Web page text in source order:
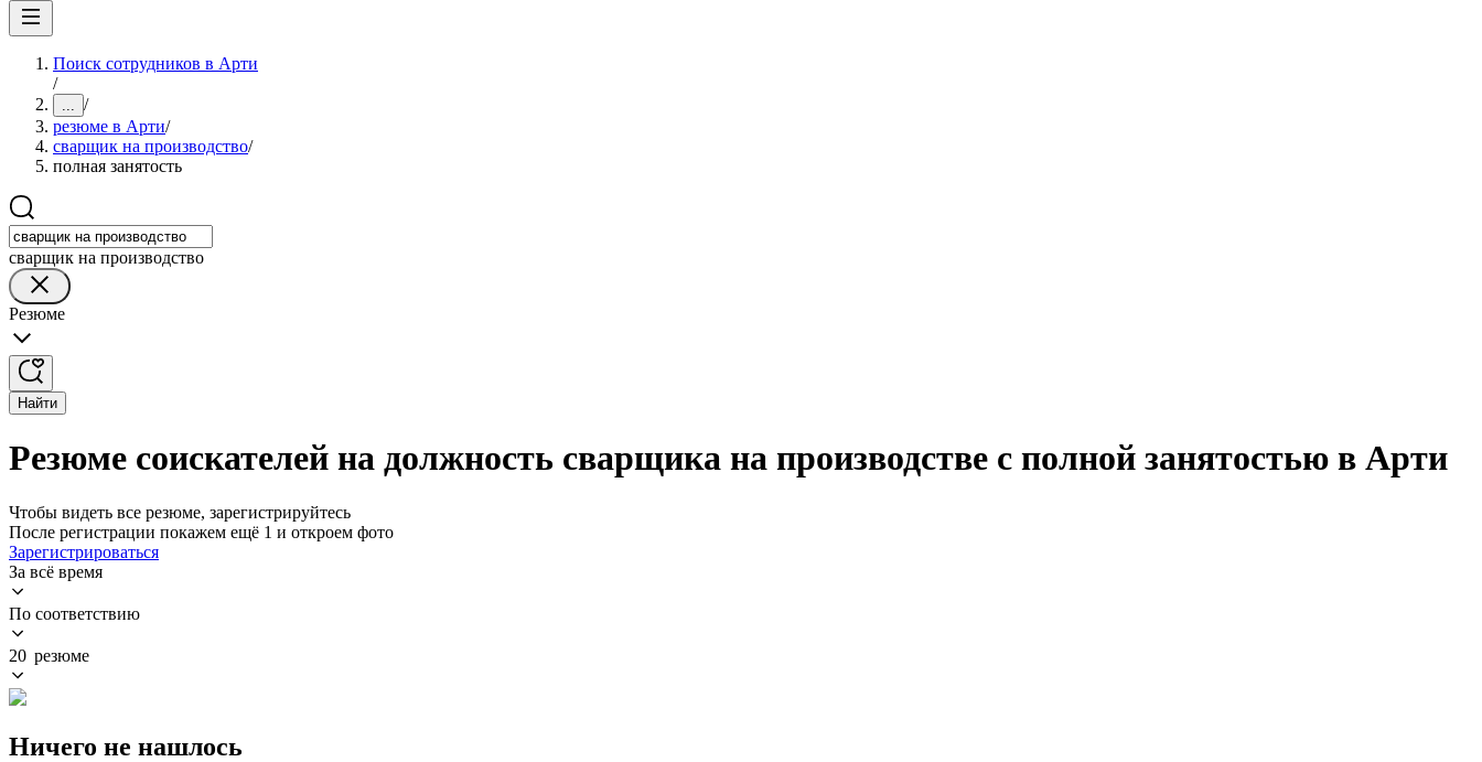
Поиск сотрудников в Арти
/
... /
резюме в Арти/
сварщик на производство/
полная занятость
сварщик на производство
Резюме
Найти
Резюме соискателей на должность сварщика на производстве с полной занятостью в Арти
Чтобы видеть все резюме, зарегистрируйтесь
После регистрации покажем ещё 1 и откроем фото
Зарегистрироваться
За всё время
По соответствию
20 резюме
Ничего не нашлось